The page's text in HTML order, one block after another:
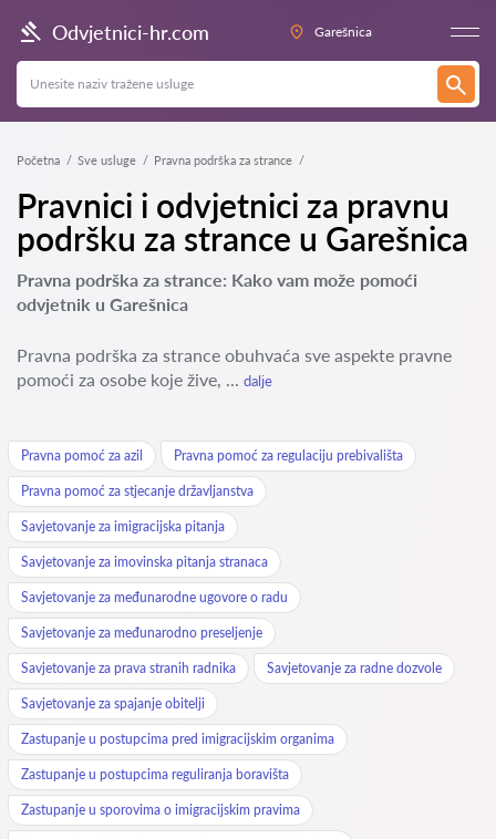
Odvjetnici-hr.com Garešnica
Početna Sve usluge Pravna podrška za strance
Pravnici i odvjetnici za pravnu
podršku za strance u Garešnica
Pravna podrška za strance: Kako vam može pomoći
odvjetnik u Garešnica
Pravna podrška za strance obuhvaća sve aspekte pravne
pomoći za osobe koje žive, ... dalje
Pravna pomoć za azil Pravna pomoć za regulaciju prebivališta
Pravna pomoć za stjecanje državljanstva
Savjetovanje za imigracijska pitanja
Savjetovanje za imovinska pitanja stranaca
Savjetovanje za međunarodne ugovore o radu
Savjetovanje za međunarodno preseljenje
Savjetovanje za prava stranih radnika Savjetovanje za radne dozvole
Savjetovanje za spajanje obitelji
Zastupanje u postupcima pred imigracijskim organima
Zastupanje u postupcima reguliranja boravišta
Zastupanje u sporovima o imigracijskim pravima